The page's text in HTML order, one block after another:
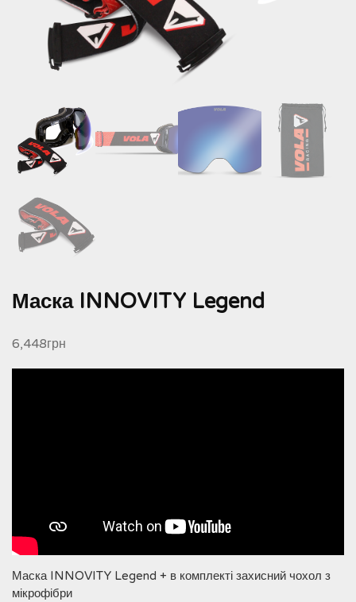
Маска INNOVITY Legend
6,448грн
Маска INNOVITY Legend + в комплекті захисний чохол з
мікрофібри